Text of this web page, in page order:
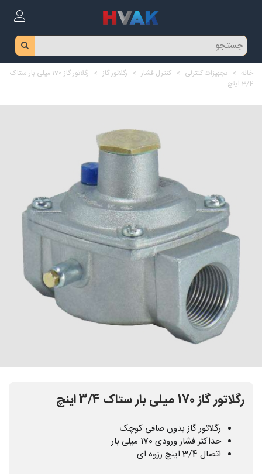
خانه > تجهیزات کنترلی > کنترل فشار > رگلاتور گاز >
رگلاتور گاز 170 میلی بار ستاک
3/4 اینچ
رگلاتور گاز 170 میلی بار ستاک 3/4 اینچ
رگلاتور گاز بدون صافی کوچک
حداکثر فشار ورودی 170 میلی بار
اتصال 3/4 اینچ رزوه ای